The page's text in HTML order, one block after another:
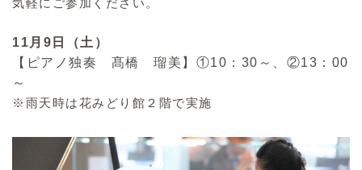
11月9日（土）
【 ピアノ独奏 髙橋 瑠美】 ①10：30～、②13：00
～
※雨天時は花みどり館２階で実施